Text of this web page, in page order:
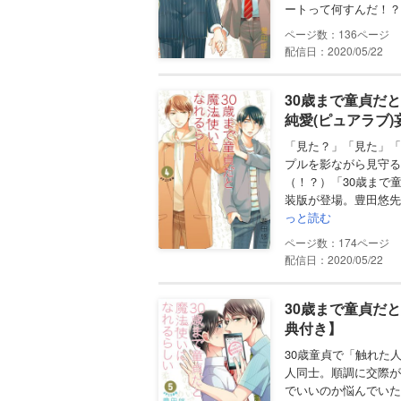
ートって何すんだ！
136
配信日：2020/05/22
30歳まで童貞だ
純愛(ピュアラブ)
「見た？」「見た」
プルを影ながら見守
（！？）「30歳ま
装版が登場。豊田悠
っと読む
174
配信日：2020/05/22
30歳まで童貞だ
典付き】
30歳童貞で「触れた
人同士。順調に交際
でいいのか悩んでい